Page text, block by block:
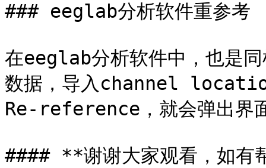
### eeglab分析软件重参考
在eeglab分析软件中，也是
数据，导入channel
Re-reference，就会弹出界
#### **谢谢大家观看，如有